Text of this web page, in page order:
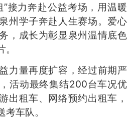
接力奔赴公益考场，用温暖
州学子奔赴人生赛场。爱心
，成长为彰显泉州温情底色
量再度扩容，经过前期严
活动最终集结200台车况优
出租车、网络预约出租车，
车队。